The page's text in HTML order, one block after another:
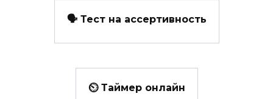
🗣️ Тест на ассертивность
⏲ Таймер онлайн